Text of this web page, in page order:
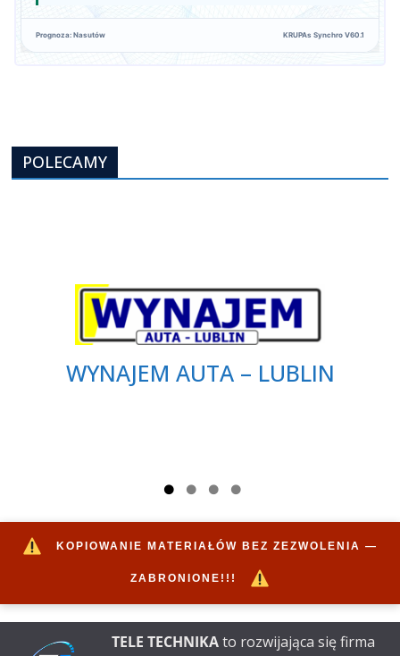
Prognoza: Nasutów KRUPAs Synchro V60.1
POLECAMY
WYNAJEM AUTA – LUBLIN
KOPIOWANIE MATERIAŁÓW BEZ ZEZWOLENIA —
ZABRONIONE!!!
TELE TECHNIKAto rozwijająca się firma